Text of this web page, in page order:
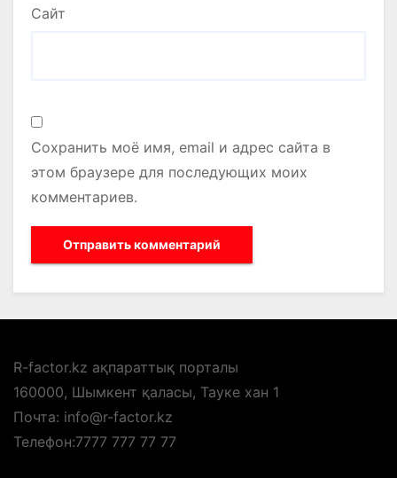
Сайт
Сохранить моё имя, email и адрес сайта в
этом браузере для последующих моих
комментариев.
R-factor.kz ақпараттық порталы
160000, Шымкент қаласы, Тауке хан 1
Почта: info@r-factor.kz
Телефон:7777 777 77 77